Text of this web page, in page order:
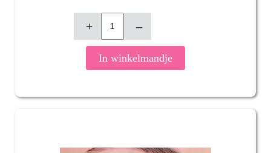
+ –
In winkelmandje